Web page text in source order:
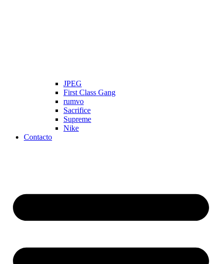
JPEG
First Class Gang
rumvo
Sacrifice
Supreme
Nike
Contacto